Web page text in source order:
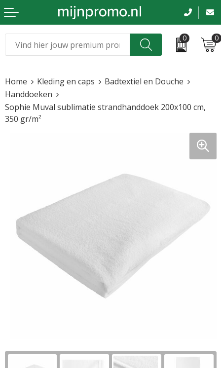
0 0
Kleding & caps
Sportkleding
Beurs en evenementen
Bloemen en planten
Sinterklaas
Voetbal, EK en WK
Home Kleding en caps
Badtextiel en Douche
Handdoeken
Sophie Muval sublimatie strandhanddoek 200x100 cm,
350 gr/m²